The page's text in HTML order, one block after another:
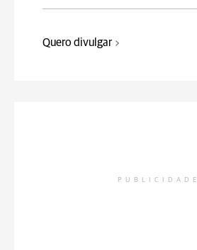
Quero divulgar
PUBLICIDADE